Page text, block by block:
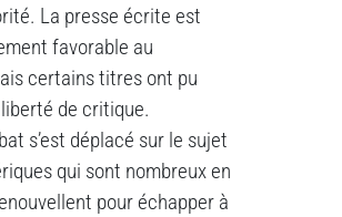
La presse écrite est
favorable au
certains titres ont pu
de critique.
s’est déplacé sur le sujet
qui sont nombreux en
pour échapper à